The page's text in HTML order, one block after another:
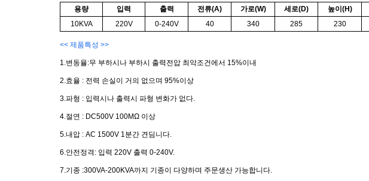
용량 입력 출력 전류(A) 가로(W) 세로(D) 높이(H)
10KVA
220V 0-240V 40 340 285 230
<< 제품특성 >>
1.변동율:무 부하시나 부하시 출력전압 최악조건에서 15%이내
2.효율 : 전력 손실이 거의 없으며 95%이상
3.파형 : 입력시나 출력시 파형 변화가 없다.
4.절연 : DC500V 100MΩ 이상
5.내압 : AC 1500V 1분간 견딤니다.
6.안전정격: 입력 220V 출력 0-240V.
7.기종 :300VA-200KVA까지 기종이 다양하며 주문생산 가능합니다.